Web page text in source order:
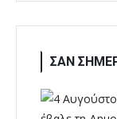
ΣΑΝ